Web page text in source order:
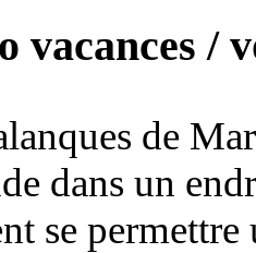
vacances /
de
dans un
se permettre